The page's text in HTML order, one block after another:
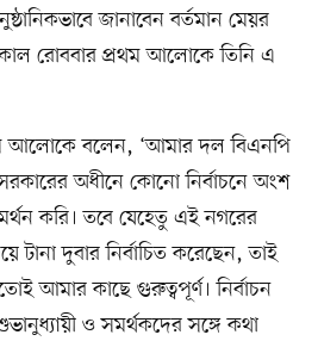
জানাবেন বর্তমান মেয়র
রোববার প্রথম আলোকে তিনি এ
আলোকে বলেন, ‘আমার দল বিএনপি
অধীনে কোনো নির্বাচনে অংশ
করি। তবে যেহেতু এই নগরের
টানা দুবার নির্বাচিত করেছেন, তাই
আমার কাছে গুরুত্বপূর্ণ। নির্বাচন
ও সমর্থকদের সঙ্গে কথা